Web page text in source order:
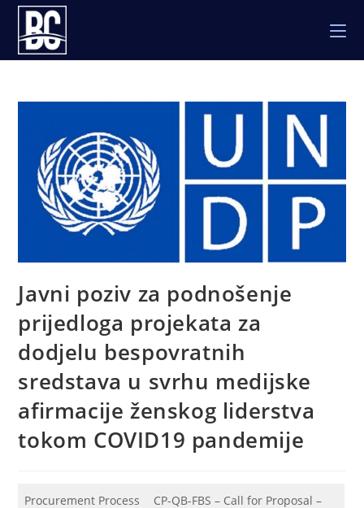
Skip
content
Javni poziv za podnošenje
prijedloga projekata za
dodjelu bespovratnih
sredstava u svrhu medijske
afirmacije ženskog liderstva
tokom COVID19 pandemije
Procurement Process
CP-QB-FBS – Call for Proposal –